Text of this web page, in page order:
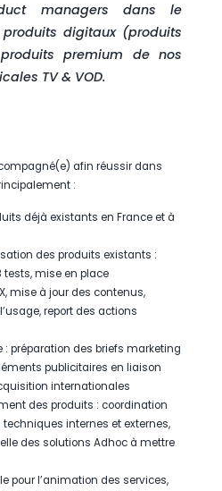
managers dans le
digitaux (produits
premium de nos
TV & VOD.
afin réussir dans
:
déjà existants en France et à
des produits existants :
tests, mise en place
mise à jour des contenus,
report des actions
: préparation des briefs marketing
publicitaires en liaison
internationales
des produits : coordination
techniques internes et externes,
des solutions Adhoc à mettre
pour l’animation des services,